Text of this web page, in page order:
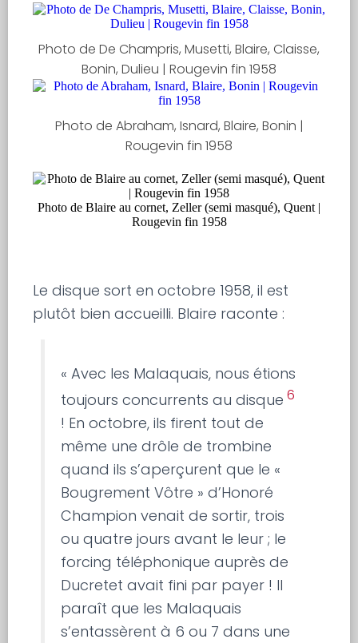
Photo de De Champris, Musetti, Blaire, Claisse,
Bonin, Dulieu | Rougevin fin 1958
Photo de Abraham, Isnard, Blaire, Bonin |
Rougevin fin 1958
Photo de Blaire au cornet, Zeller (semi masqué), Quent |
Rougevin fin 1958
Le disque sort en octobre 1958, il est
plutôt bien accueilli. Blaire raconte :
« Avec les Malaquais, nous étions
toujours concurrents au disque 6
! En octobre, ils firent tout de
même une drôle de trombine
quand ils s’aperçurent que le «
Bougrement Vôtre » d’Honoré
Champion venait de sortir, trois
ou quatre jours avant le leur ; le
forcing téléphonique auprès de
Ducretet avait fini par payer ! Il
paraît que les Malaquais
s’entassèrent à 6 ou 7 dans une